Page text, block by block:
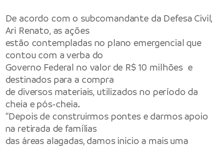
De acordo com o subcomandante da Defesa Civil,
Ari Renato, as ações
estão contempladas no plano emergencial que
contou com a verba do
Governo Federal no valor de R$ 10 milhões e
destinados para a compra
de diversos materiais, utilizados no período da
cheia e pós-cheia.
“Depois de construirmos pontes e darmos apoio
na retirada de famílias
das áreas alagadas, damos inicio a mais uma